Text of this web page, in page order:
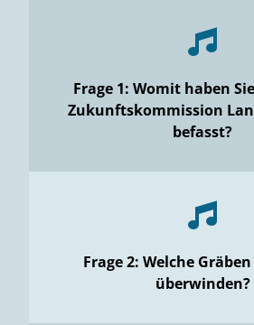
Frage 1: Womit haben
Zukunftskommission
befasst?
Frage 2: Welche
überwinden?